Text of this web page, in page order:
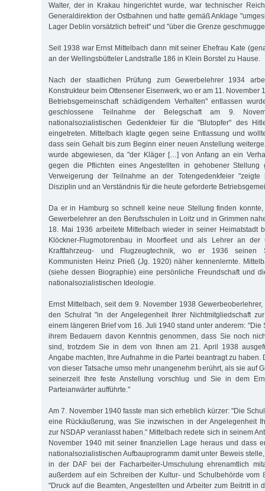
Walter, der in Krakau hingerichtet wurde, war technischer
Generaldirektion der Ostbahnen und hatte gemäß Anklage
Lager Deblin vorsätzlich befreit" und "über die Grenze
Seit 1938 war Ernst Mittelbach dann mit seiner Ehefrau Kate
an der Wellingsbütteler Landstraße 186 in Klein Borstel zu Hause.
Nach der staatlichen Prüfung zum Gewerbelehrer 1934
Konstrukteur beim Ottensener Eisenwerk, wo er am 11. November
Betriebsgemeinschaft schädigendem Verhalten" entlassen
geschlossene Teilnahme der Belegschaft am 9.
nationalsozialistischen Gedenkfeier für die "Blutopfer" des
eingetreten. Mittelbach klagte gegen seine Entlassung und
dass sein Gehalt bis zum Beginn einer neuen Anstellung
wurde abgewiesen, da "der Kläger […] von Anfang an ein
gegen die Pflichten eines Angestellten in gehobener Stellung
Verweigerung der Teilnahme an der Totengedenkfeier
Disziplin und an Verständnis für die heute geforderte
Da er in Hamburg so schnell keine neue Stellung finden
Gewerbelehrer an den Berufsschulen in Loitz und in Grimmen
18. Mai 1936 arbeitete Mittelbach wieder in seiner Heimatstadt
Klöckner-Flugmotorenbau in Moorfleet und als Lehrer an der
Kraftfahrzeug- und Flugzeugtechnik, wo er 1936 seinen
Kommunisten Heinz Prieß (Jg. 1920) näher kennenlernte.
(siehe dessen Biographie) eine persönliche Freundschaft und
nationalsozialistischen Ideologie.
Ernst Mittelbach, seit dem 9. November 1938
den Schulrat "in der Angelegenheit Ihrer Nichtmitgliedschaft
einem längeren Brief vom 16. Juli 1940 stand unter anderem: "Die
ihrem Bedauern davon Kenntnis genommen, dass Sie noch
sind, trotzdem Sie in dem von Ihnen am 21. April 1938
Angabe machten, Ihre Aufnahme in die Partei beantragt zu haben.
von dieser Tatsache umso mehr unangenehm berührt, als sie auf
seinerzeit Ihre feste Anstellung vorschlug und Sie in dem
Parteianwärter aufführte."
Am 7. November 1940 fasste man sich erheblich kürzer: "Die
eine Rückäußerung, was Sie inzwischen in der Angelegenheit
zur NSDAP veranlasst haben." Mittelbach redete sich in seinem
November 1940 mit seiner finanziellen Lage heraus und dass
nationalsozialistischen Aufbauprogramm damit unter Beweis
in der DAF bei der Facharbeiter-Umschulung ehrenamtlich
außerdem auf ein Schreiben der Kultur- und Schulbehörde vom
"Druck auf die Beamten, Angestellten und Arbeiter zum Beitritt in